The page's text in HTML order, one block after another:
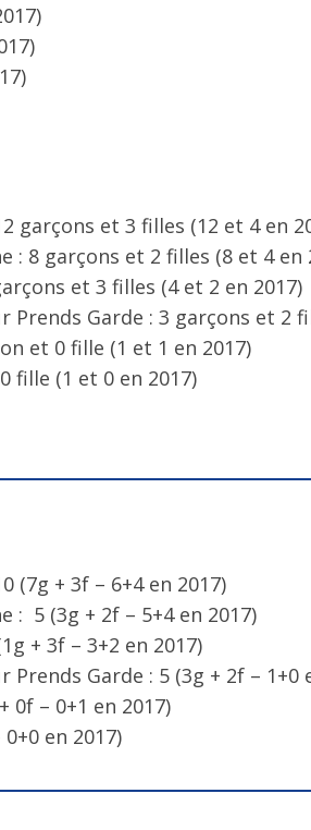
garçons et 3 filles (12 et 4 en
: 8 garçons et 2 filles (8 et 4 en
et 3 filles (4 et 2 en 2017)
Prends Garde : 3 garçons et 2
et 0 fille (1 et 1 en 2017)
fille (1 et 0 en 2017)
(7g + 3f – 6+4 en 2017)
: 5 (3g + 2f – 5+4 en 2017)
+ 3f – 3+2 en 2017)
Prends Garde : 5 (3g + 2f – 1+0
0f – 0+1 en 2017)
en 2017)